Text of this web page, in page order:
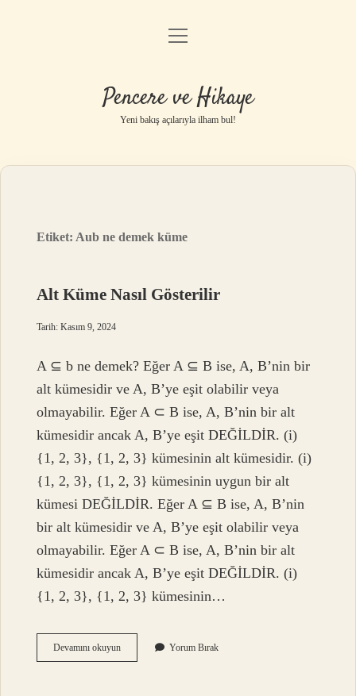
Anasayfa
Yasal Uyarı
menüyü
Pencere ve Hikaye
Yeni bakış açılarıyla ilham bul!
Etiket: Aub ne demek küme
Alt Küme Nasıl Gösterilir
Tarih: Kasım 9, 2024
A ⊆ b ne demek? Eğer A ⊆ B ise, A, B’nin bir
alt kümesidir ve A, B’ye eşit olabilir veya
olmayabilir. Eğer A ⊂ B ise, A, B’nin bir alt
kümesidir ancak A, B’ye eşit DEĞİLDİR. (i)
{1, 2, 3}, {1, 2, 3} kümesinin alt kümesidir. (i)
{1, 2, 3}, {1, 2, 3} kümesinin uygun bir alt
kümesi DEĞİLDİR. Eğer A ⊆ B ise, A, B’nin
bir alt kümesidir ve A, B’ye eşit olabilir veya
olmayabilir. Eğer A ⊂ B ise, A, B’nin bir alt
kümesidir ancak A, B’ye eşit DEĞİLDİR. (i)
{1, 2, 3}, {1, 2, 3} kümesinin…
Devamını okuyunAlt
Küme
Yorum Bırak